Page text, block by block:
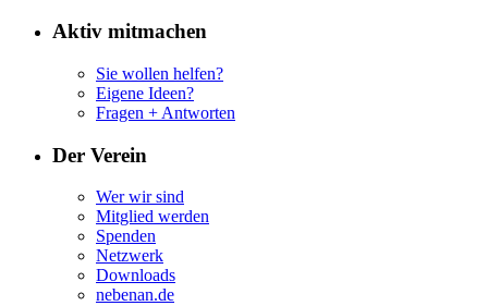
Aktiv mitmachen
Sie wollen helfen?
Eigene Ideen?
Fragen + Antworten
Der Verein
Wer wir sind
Mitglied werden
Spenden
Netzwerk
Downloads
nebenan.de